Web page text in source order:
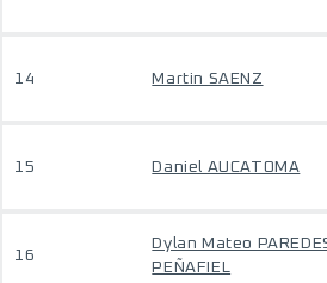
14 Martin SAENZ
15 Daniel AUCATOMA
16
Dylan Mateo
PEÑAFIEL